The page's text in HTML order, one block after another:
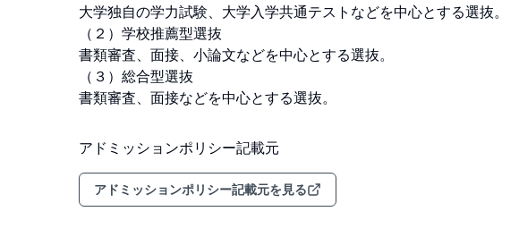
大学独自の学力試験、大学入学共通テストなどを中心とする選抜。
（２）学校推薦型選抜
書類審査、面接、小論文などを中心とする選抜。
（３）総合型選抜
書類審査、面接などを中心とする選抜。
アドミッションポリシー記載元
アドミッションポリシー記載元を見る